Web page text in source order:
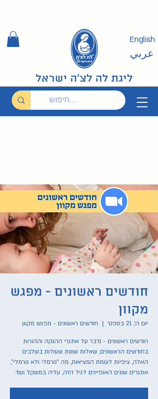
ליגת לה לצ'ה ישראל
English
عربي
חודשים ראשונים - מפגש
מקוון
יום ה׳, 21 בספט׳
  |
חודשים ראשונים - מפגש מקוון
חודשים ראשונים - נדבר על אתגרי ההנקה וההורות
בחודשים הראשונים, שאלות שונות שעולות בשלבים
האלה, ציפיות לעומת המציאות, מה "נורמלי ולא נורמלי",
אתגרים שונים האופיינים לגיל הזה, עליה במשקל ועוד.